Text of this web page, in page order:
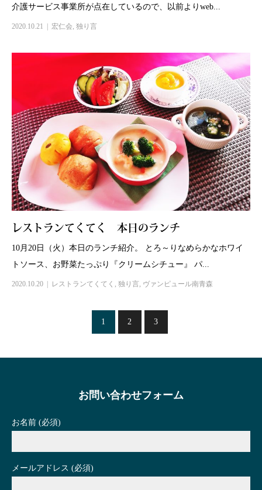
介護サービス事業所が点在しているので、以前よりweb...
2020.10.21 宏仁会 独り言
レストランてくてく 本日のランチ
10月20日（火）本日のランチ紹介。 とろ～りなめらかなホワイ
トソース、お野菜たっぷり『クリームシチュー』 パ...
2020.10.20 レストランてくてく 独り言 ヴァンピュール南青森
1 2 3
お問い合わせフォーム
お名前 (必須)
メールアドレス (必須)